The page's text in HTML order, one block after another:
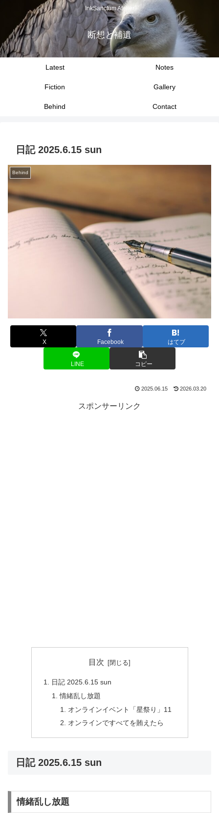
InkSanctum Atelier
断想と補遺
Latest Notes
Fiction Gallery
Behind Contact
日記 2025.6.15 sun
Behind
X Facebook はてブ
LINE コピー
2025.06.15 2026.03.20
スポンサーリンク
目次
日記 2025.6.15 sun
情緒乱し放題
オンラインイベント「星祭り」11
オンラインですべてを賄えたら
日記 2025.6.15 sun
情緒乱し放題